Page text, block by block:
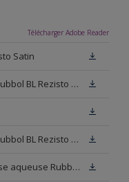
Télécharger Adobe Reader
Satin
Fiche de données de sécurité Rubbol BL Rezisto Satin Base N00
Fiche de données de sécurité Rubbol BL Rezisto Satin Base W05
Documentation Laques en phase aqueuse Rubbol BL Velours